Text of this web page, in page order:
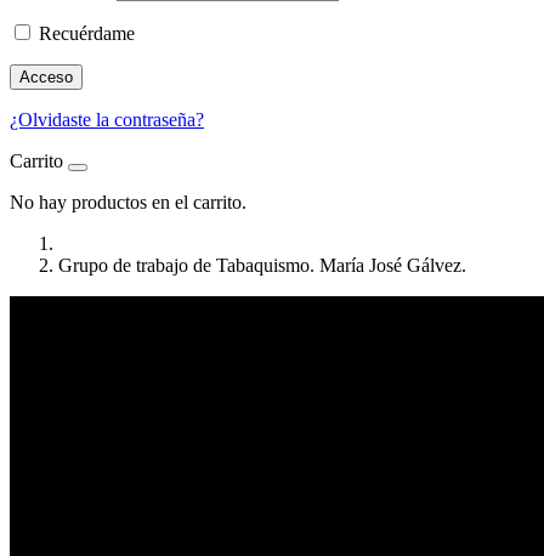
Recuérdame
Acceso
¿Olvidaste la contraseña?
Carrito
No hay productos en el carrito.
Grupo de trabajo de Tabaquismo. María José Gálvez.